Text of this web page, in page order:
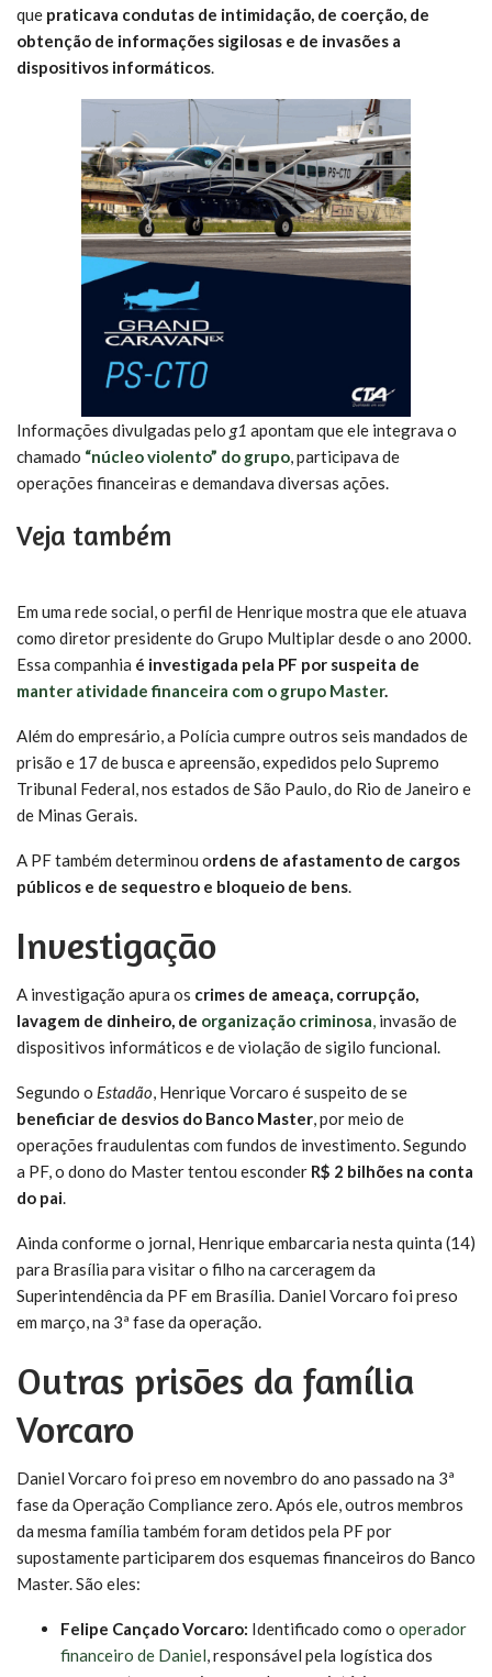
que praticava condutas de intimidação, de coerção, de
obtenção de informações sigilosas e de invasões a
dispositivos informáticos.
Informações divulgadas pelo g1 apontam que ele integrava o
chamado “núcleo violento” do grupo, participava de
operações financeiras e demandava diversas ações.
Veja também
Em uma rede social, o perfil de Henrique mostra que ele atuava
como diretor presidente do Grupo Multiplar desde o ano 2000.
Essa companhia é investigada pela PF por suspeita de
manter atividade financeira com o grupo Master.
Além do empresário, a Polícia cumpre outros seis mandados de
prisão e 17 de busca e apreensão, expedidos pelo Supremo
Tribunal Federal, nos estados de São Paulo, do Rio de Janeiro e
de Minas Gerais.
A PF também determinou ordens de afastamento de cargos
públicos e de sequestro e bloqueio de bens.
Investigação
A investigação apura os crimes de ameaça, corrupção,
lavagem de dinheiro, de organização criminosa, invasão de
dispositivos informáticos e de violação de sigilo funcional.
Segundo o Estadão, Henrique Vorcaro é suspeito de se
beneficiar de desvios do Banco Master, por meio de
operações fraudulentas com fundos de investimento. Segundo
a PF, o dono do Master tentou esconder R$ 2 bilhões na conta
do pai.
Ainda conforme o jornal, Henrique embarcaria nesta quinta (14)
para Brasília para visitar o filho na carceragem da
Superintendência da PF em Brasília. Daniel Vorcaro foi preso
em março, na 3ª fase da operação.
Outras prisões da família
Vorcaro
Daniel Vorcaro foi preso em novembro do ano passado na 3ª
fase da Operação Compliance zero. Após ele, outros membros
da mesma família também foram detidos pela PF por
supostamente participarem dos esquemas financeiros do Banco
Master. São eles:
Felipe Cançado Vorcaro: Identificado como o operador
financeiro de Daniel, responsável pela logística dos